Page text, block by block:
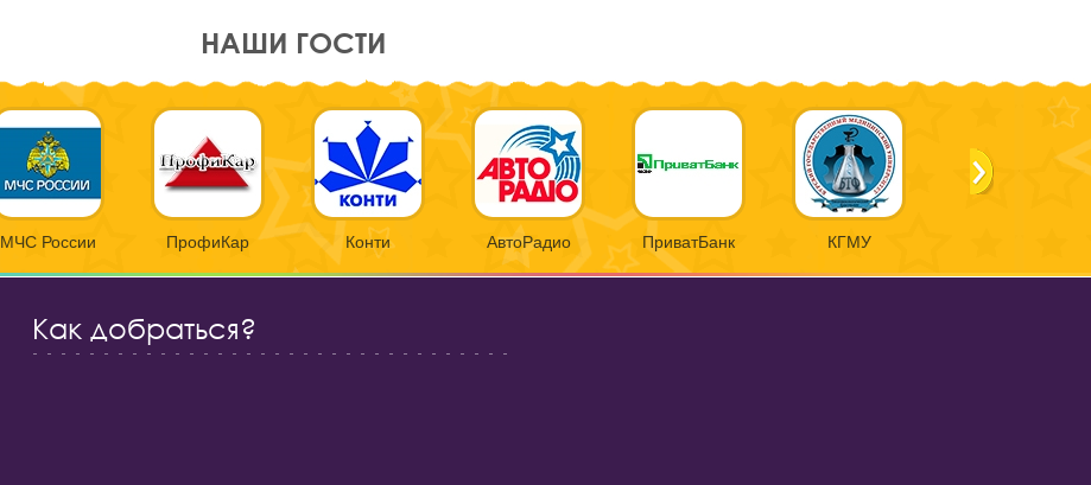
НАШИ ГОСТИ
МЧС России ПрофиКар Конти АвтоРадио ПриватБанк КГМУ
Как добраться?